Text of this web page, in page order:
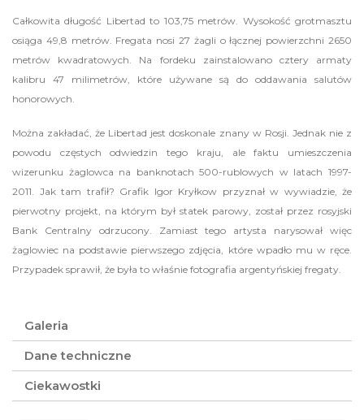
Całkowita długość Libertad to 103,75 metrów. Wysokość grotmasztu
osiąga 49,8 metrów. Fregata nosi 27 żagli o łącznej powierzchni 2650
metrów kwadratowych. Na fordeku zainstalowano cztery armaty
kalibru 47 milimetrów, które używane są do oddawania salutów
honorowych.
Można zakładać, że Libertad jest doskonale znany w Rosji. Jednak nie z
powodu częstych odwiedzin tego kraju, ale faktu umieszczenia
wizerunku żaglowca na banknotach 500-rublowych w latach 1997-
2011. Jak tam trafił? Grafik Igor Kryłkow przyznał w wywiadzie, że
pierwotny projekt, na którym był statek parowy, został przez rosyjski
Bank Centralny odrzucony. Zamiast tego artysta narysował więc
żaglowiec na podstawie pierwszego zdjęcia, które wpadło mu w ręce.
Przypadek sprawił, że była to właśnie fotografia argentyńskiej fregaty.
Galeria
Dane techniczne
Ciekawostki